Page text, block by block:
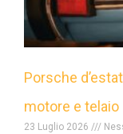
Porsche
motore e telaio
23 Luglio 2026